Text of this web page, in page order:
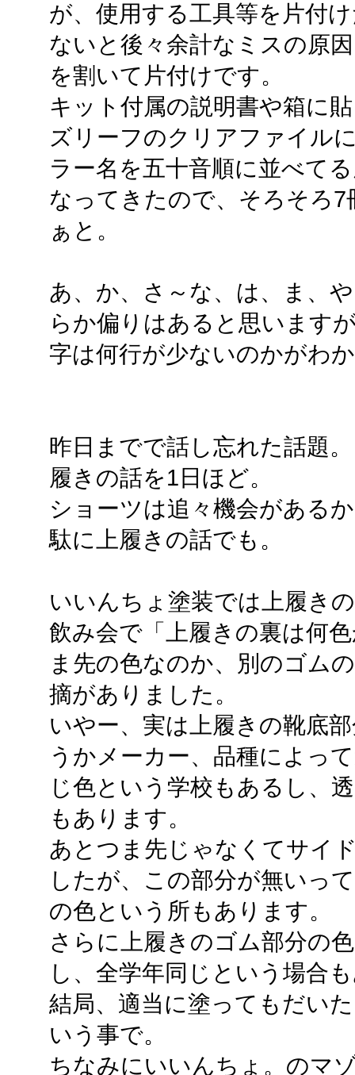
が、使用する工具等を片付
ないと後々余計なミスの原
を割いて片付けです。
キット付属の説明書や箱に
ズリーフのクリアファイル
ラー名を五十音順に並べて
なってきたので、そろそろ
ぁと。
あ、か、さ～な、は、ま、
らか偏りはあると思います
字は何行が少ないのかがわ
昨日までで話し忘れた話題
履きの話を1日ほど。
ショーツは追々機会がある
駄に上履きの話でも。
いいんちょ塗装では上履き
飲み会で「上履きの裏は何
ま先の色なのか、別のゴム
摘がありました。
いやー、実は上履きの靴底
うかメーカー、品種によっ
じ色という学校もあるし、
もあります。
あとつま先じゃなくてサイ
したが、この部分が無いっ
の色という所もあります。
さらに上履きのゴム部分の
し、全学年同じという場合
結局、適当に塗ってもだい
いう事で。
ちなみにいいんちょ。のマ